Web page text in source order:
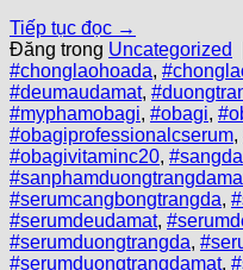
Tiếp tục đọc →
Đăng trong Uncategorized
#chonglaohoada,
#deumaudamat,
#myphamobagi, #obagi,
#obagiprofessionalcserum,
#obagivitaminc20, #sangda
#serumcangbongtrangda,
#serumdeudamat,
#serumduongtrangda,
#serumduongtrangdamat,